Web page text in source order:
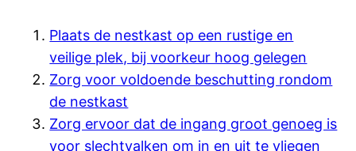
Plaats de nestkast op een rustige en
veilige plek, bij voorkeur hoog gelegen
Zorg voor voldoende beschutting rondom
de nestkast
Zorg ervoor dat de ingang groot genoeg is
voor slechtvalken om in en uit te vliegen